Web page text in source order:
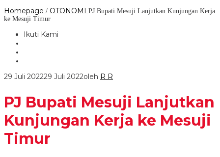
Homepage / OTONOMI PJ Bupati Mesuji Lanjutkan Kunjungan Kerja
ke Mesuji Timur
Ikuti Kami
29 Juli 202229 Juli 2022oleh R R
PJ Bupati Mesuji Lanjutkan
Kunjungan Kerja ke Mesuji
Timur